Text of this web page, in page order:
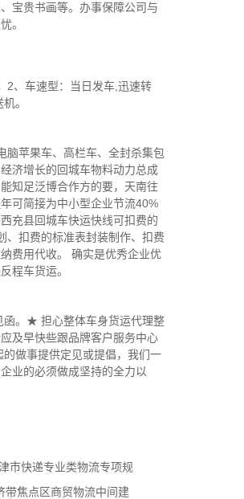
宝贵书画等。办事保障公司与
。
2、车速型：当日发车,迅速转
。
脑苹果车、高栏车、全封杀集包
济增长的回城车物料动力总成
知足泛博合作方的要，天南往
可简接为中小型企业节流40%
充县回城车快运快线可扣费的
、扣费的标准表封装制作、扣费
费用代收。 确实是优秀企业优
程车货运。
函。★ 担心整体车身货运代理整
及早快些跟品牌客户服务中心
做事提供定见或提倡，我们一
业的必须做成坚持的全力以
市快递专业类物流专项规
带焦点区商贸物流中间建